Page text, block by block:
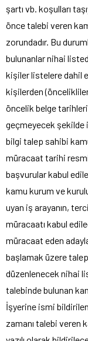
şartı vb. koşulları
önce talebi veren
zorundadır. Bu
bulunanlar nihai
kişiler listelere dahil
kişilerden
öncelik belge
geçmeyecek şekilde
bilgi talep sahibi
müracaat tarihi
başvurular kabul
kamu kurum ve
uyan iş arayanın,
müracaatı kabul
müracaat eden
başlamak üzere talep
düzenlenecek nihai
talebinde bulunan
İşyerine ismi bildirilen
zamanı talebi veren